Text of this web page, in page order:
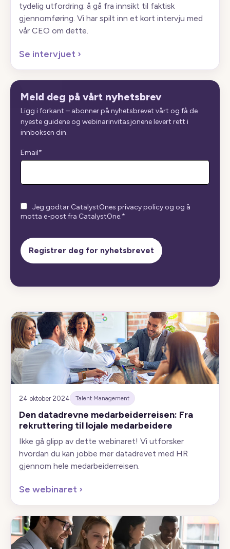
tydelig utfordring: å gå fra innsikt til faktisk
gjennomføring. Vi har spilt inn et kort intervju med
vår CEO om dette.
Se intervjuet ›
Meld deg på vårt nyhetsbrev
Ligg i forkant – abonner på nyhetsbrevet vårt og få de
nyeste guidene og webinarinvitasjonene levert rett i
innboksen din.
Email*
Jeg godtar CatalystOnes privacy policy og og å
motta e-post fra CatalystOne.*
24 oktober 2024 Talent Management
Den datadrevne medarbeiderreisen: Fra
rekruttering til lojale medarbeidere
Ikke gå glipp av dette webinaret! Vi utforsker
hvordan du kan jobbe mer datadrevet med HR
gjennom hele medarbeiderreisen.
Se webinaret ›